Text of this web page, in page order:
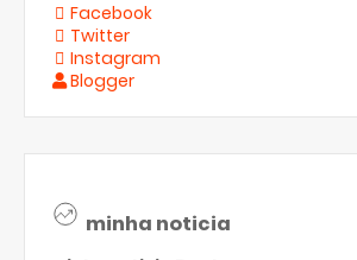
Facebook
Twitter
Instagram
Blogger
minha noticia